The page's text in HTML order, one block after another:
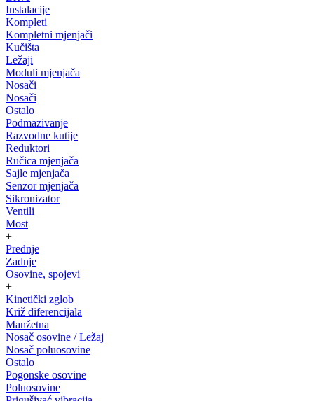
Instalacije
Kompleti
Kompletni mjenjači
Kučišta
Ležaji
Moduli mjenjača
Nosači
Nosači
Ostalo
Podmazivanje
Razvodne kutije
Reduktori
Ručica mjenjača
Sajle mjenjača
Senzor mjenjača
Sikronizator
Ventili
Most
+
Prednje
Zadnje
Osovine, spojevi
+
Kinetički zglob
Križ diferencijala
Manžetna
Nosač osovine / Ležaj
Nosač poluosovine
Ostalo
Pogonske osovine
Poluosovine